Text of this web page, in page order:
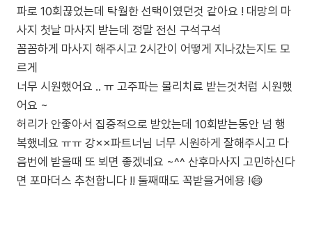
파로 10회끊었는데 탁월한 선택이였던것 같아요 ! 대망의 마
사지 첫날 마사지 받는데 정말 전신 구석구석
꼼꼼하게 마사지 해주시고 2시간이 어떻게 지나갔는지도 모
르게
너무 시원했어요 .. ㅠ 고주파는 물리치료 받는것처럼 시원했
어요 ~
허리가 안좋아서 집중적으로 받았는데 10회받는동안 넘 행
복했네요 ㅠㅠ 강××파트너님 너무 시원하게 잘해주시고 다
음번에 받을때 또 뵈면 좋겠네요 ~^^ 산후마사지 고민하신다
면 포마더스 추천합니다 !! 둘째때도 꼭받을거에용 !😄